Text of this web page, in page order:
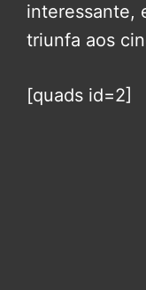
interessante,
triunfa aos
[quads id=2]